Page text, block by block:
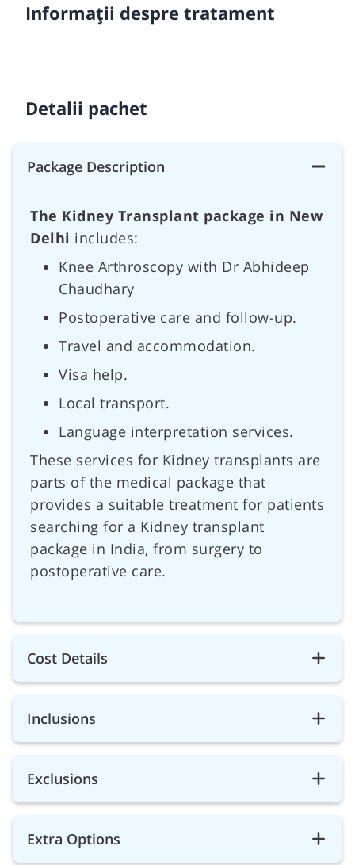
Informații despre tratament
Detalii pachet
Package Description
The Kidney Transplant package in New
Delhi includes:
Knee Arthroscopy with Dr Abhideep
Chaudhary
Postoperative care and follow-up.
Travel and accommodation.
Visa help.
Local transport.
Language interpretation services.
These services for Kidney transplants are
parts of the medical package that
provides a suitable treatment for patients
searching for a Kidney transplant
package in India, from surgery to
postoperative care.
Cost Details
Inclusions
Exclusions
Extra Options